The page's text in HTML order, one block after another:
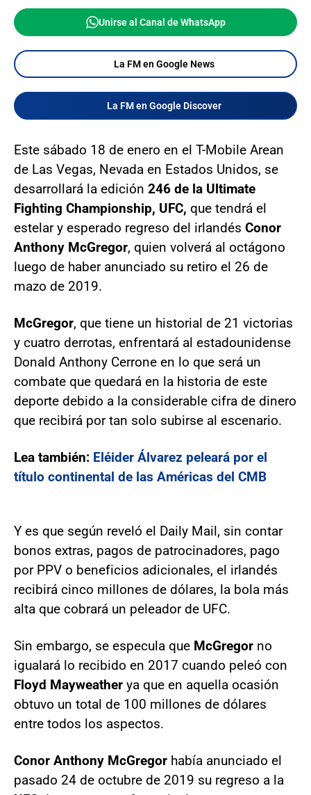
Unirse al Canal de WhatsApp
La FM en Google News
La FM en Google Discover
Este sábado 18 de enero en el T-Mobile Arean
de Las Vegas, Nevada en Estados Unidos, se
desarrollará la edición 246 de la Ultimate
Fighting Championship, UFC, que tendrá el
estelar y esperado regreso del irlandés Conor
Anthony McGregor, quien volverá al octágono
luego de haber anunciado su retiro el 26 de
mazo de 2019.
McGregor, que tiene un historial de 21 victorias
y cuatro derrotas, enfrentará al estadounidense
Donald Anthony Cerrone en lo que será un
combate que quedará en la historia de este
deporte debido a la considerable cifra de dinero
que recibirá por tan solo subirse al escenario.
Lea también: Eléider Álvarez peleará por el
título continental de las Américas del CMB
Y es que según reveló el Daily Mail, sin contar
bonos extras, pagos de patrocinadores, pago
por PPV o beneficios adicionales, el irlandés
recibirá cinco millones de dólares, la bola más
alta que cobrará un peleador de UFC.
Sin embargo, se especula que McGregor no
igualará lo recibido en 2017 cuando peleó con
Floyd Mayweather ya que en aquella ocasión
obtuvo un total de 100 millones de dólares
entre todos los aspectos.
Conor Anthony McGregor había anunciado el
pasado 24 de octubre de 2019 su regreso a la